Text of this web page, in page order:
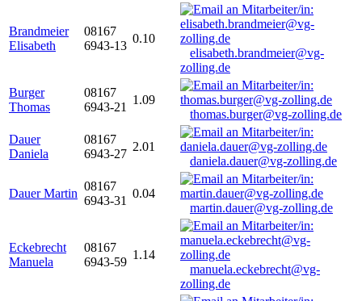
Brandmeier
Elisabeth
08167
6943-13
0.10
elisabeth.brandmeier@vg-
zolling.de
Burger
Thomas
08167
6943-21
1.09
thomas.burger@vg-zolling.de
Dauer
Daniela
08167
6943-27
2.01
daniela.dauer@vg-zolling.de
Dauer Martin
08167
6943-31
0.04
martin.dauer@vg-zolling.de
Eckebrecht
Manuela
08167
6943-59
1.14
manuela.eckebrecht@vg-
zolling.de